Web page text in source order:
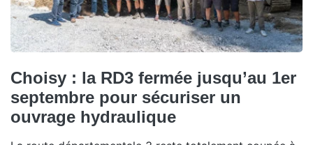
Choisy : la RD3 fermée jusqu’au 1er
septembre pour sécuriser un
ouvrage hydraulique